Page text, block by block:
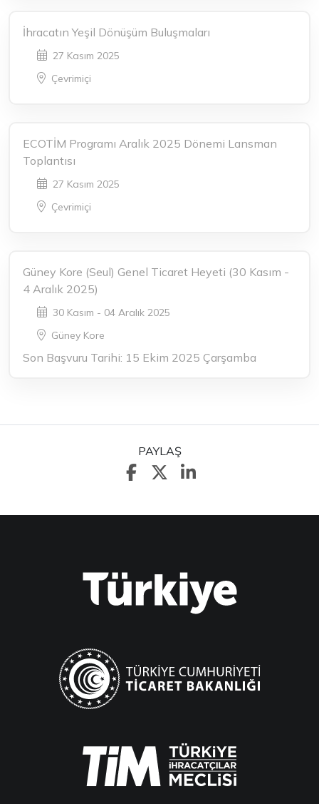
İhracatın Yeşil Dönüşüm Buluşmaları
27 Kasım 2025
Çevrimiçi
ECOTİM Programı Aralık 2025 Dönemi Lansman
Toplantısı
27 Kasım 2025
Çevrimiçi
Güney Kore (Seul) Genel Ticaret Heyeti (30 Kasım -
4 Aralık 2025)
30 Kasım - 04 Aralık 2025
Güney Kore
Son Başvuru Tarihi: 15 Ekim 2025 Çarşamba
PAYLAŞ